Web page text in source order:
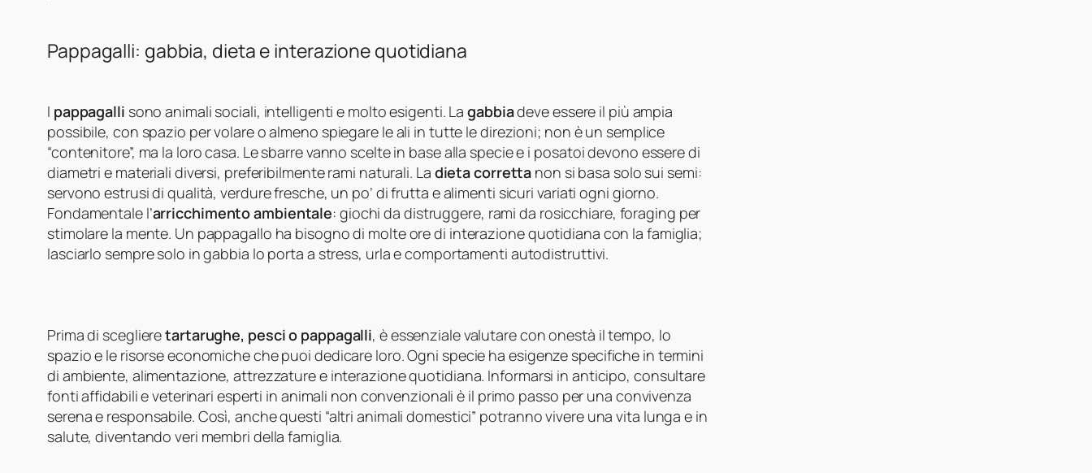
Pappagalli: gabbia, dieta e interazione quotidiana
I pappagalli sono animali sociali, intelligenti e molto esigenti. Lagabbiadeve essere il più ampia
possibile, con spazio per volare o almeno spiegare le ali in tutte le direzioni; non è un semplice
“contenitore”, ma la loro casa. Le sbarre vanno scelte in base alla specie e i posatoi devono essere di
diametri e materiali diversi, preferibilmente rami naturali. La dieta corretta non si basa solo sui semi:
servono estrusi di qualità, verdure fresche, un po’ di frutta e alimenti sicuri variati ogni giorno.
Fondamentale l’arricchimento ambientale: giochi da distruggere, rami da rosicchiare, foraging per
stimolare la mente. Un pappagallo ha bisogno di molte ore di interazione quotidiana con la famiglia;
lasciarlo sempre solo in gabbia lo porta a stress, urla e comportamenti autodistruttivi.
Prima di sceglieretartarughe, pesci o pappagalli, è essenziale valutare con onestà il tempo, lo
spazio e le risorse economiche che puoi dedicare loro. Ogni specie ha esigenze specifiche in termini
di ambiente, alimentazione, attrezzature e interazione quotidiana. Informarsi in anticipo, consultare
fonti affidabili e veterinari esperti in animali non convenzionali è il primo passo per una convivenza
serena e responsabile. Così, anche questi “altri animali domestici” potranno vivere una vita lunga e in
salute, diventando veri membri della famiglia.